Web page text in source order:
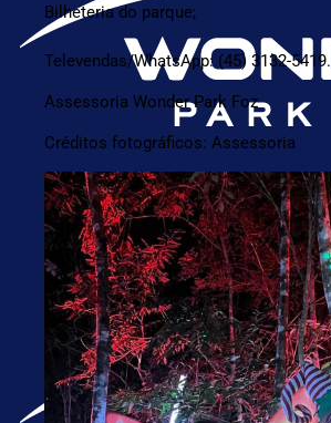
Bilheteria do parque;
Televendas/WhatsApp: (45) 3132-5419.
Assessoria Wonder Park Foz
Créditos fotográficos: Assessoria